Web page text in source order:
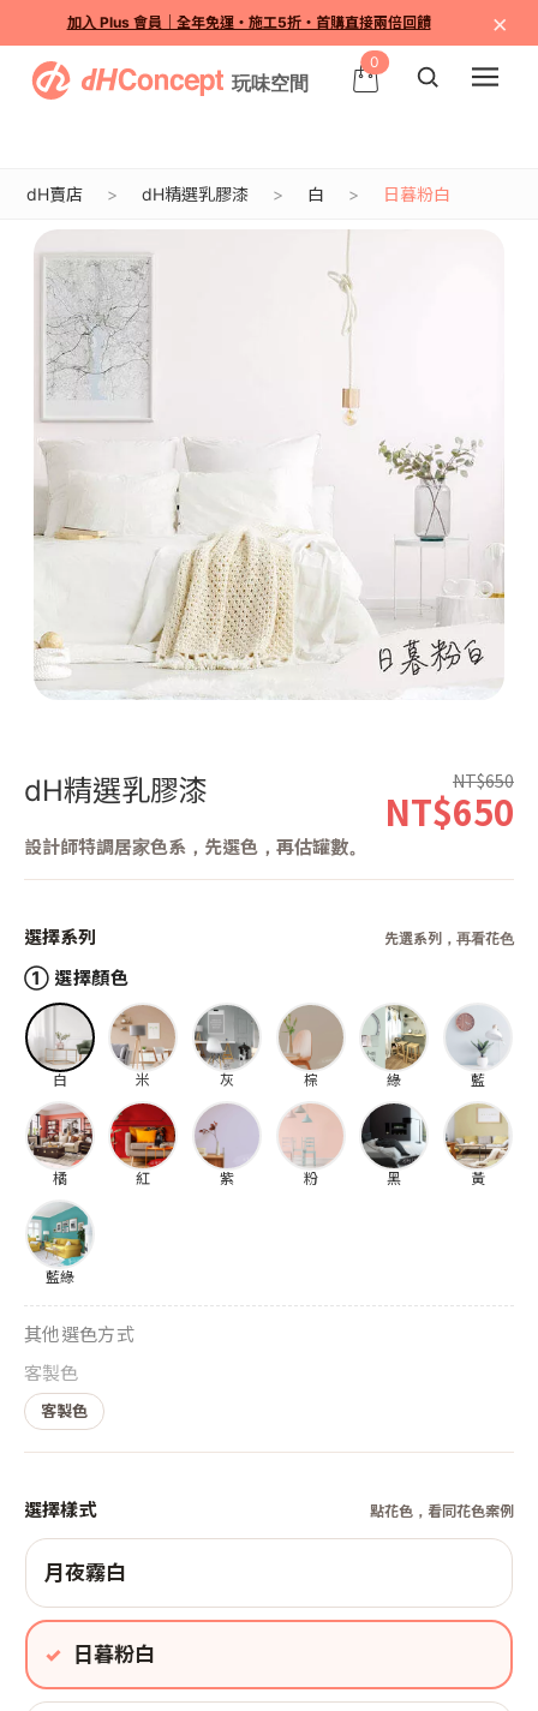
加入 Plus 會員｜全年免運・施工5折・首購直接兩倍回饋 ×
0
dH賣店 dH精選乳膠漆 白 日暮粉白
dH精選乳膠漆
設計師特調居家色系，先選色，再估罐數。
NT$650
NT$650
選擇系列 先選系列，再看花色
① 選擇顏色
白 米 灰 棕 綠 藍
橘 紅 紫 粉 黑 黃
藍綠
其他選色方式
客製色
客製色
選擇樣式 點花色，看同花色案例
月夜霧白
日暮粉白